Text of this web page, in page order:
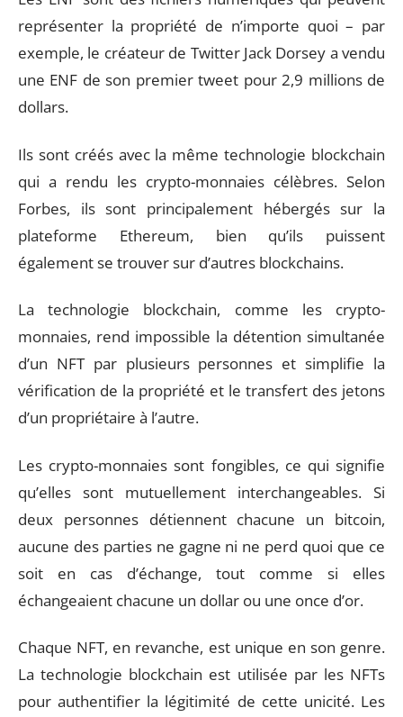
représenter la propriété de n’importe quoi – par
exemple, le créateur de Twitter Jack Dorsey a vendu
une ENF de son premier tweet pour 2,9 millions de
dollars.
Ils sont créés avec la même technologie blockchain
qui a rendu les crypto-monnaies célèbres. Selon
Forbes, ils sont principalement hébergés sur la
plateforme Ethereum, bien qu’ils puissent
également se trouver sur d’autres blockchains.
La technologie blockchain, comme les crypto-
monnaies, rend impossible la détention simultanée
d’un NFT par plusieurs personnes et simplifie la
vérification de la propriété et le transfert des jetons
d’un propriétaire à l’autre.
Les crypto-monnaies sont fongibles, ce qui signifie
qu’elles sont mutuellement interchangeables. Si
deux personnes détiennent chacune un bitcoin,
aucune des parties ne gagne ni ne perd quoi que ce
soit en cas d’échange, tout comme si elles
échangeaient chacune un dollar ou une once d’or.
Chaque NFT, en revanche, est unique en son genre.
La technologie blockchain est utilisée par les NFTs
pour authentifier la légitimité de cette unicité. Les